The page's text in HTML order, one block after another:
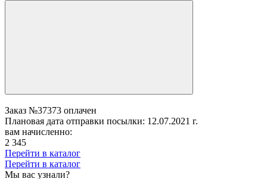
Заказ №37373 оплачен
Плановая дата отправки посылки: 12.07.2021 г.
вам начисленно:
2 345
Перейти в каталог
Перейти в каталог
Мы вас узнали?